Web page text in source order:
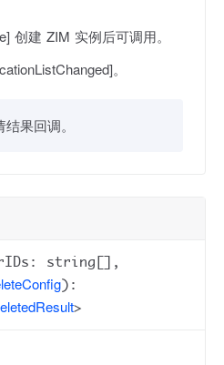
创建 ZIM 实例后可调用。
。
果回调。
string[],
):
>